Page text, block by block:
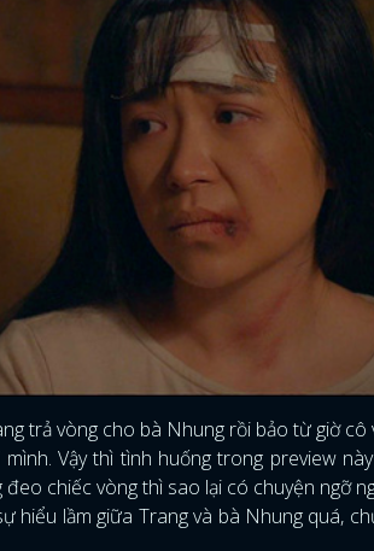
ĐĂNG NHẬP
trả vòng cho bà Nhung rồi bảo từ giờ cô
Vậy thì tình huống trong preview
chiếc vòng thì sao lại có chuyện ngỡ
hiểu lầm giữa Trang và bà Nhung quá,